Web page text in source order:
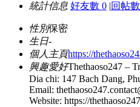
統計信息 好友數 0 |回帖
性別保密
生日-
個人主頁https://
興趣愛好Thethaoso247 –
Dia chi: 147 Bach Dang,
Email:
Website: https://